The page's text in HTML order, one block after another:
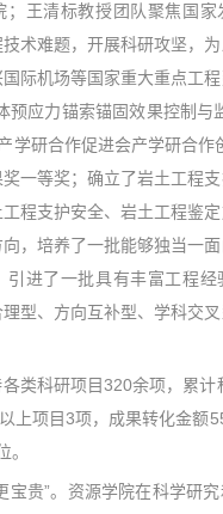
；王清标教授团队聚焦国家
术难题，开展科研攻坚，
际机场等国家重大重点工
预应力锚索锚固效果控制与
学研合作促进会产学研合作
一等奖；确立了岩土工程
程支护安全、岩土工程鉴
，培养了一批能够独当一
引进了一批具有丰富工程经
型、方向互补型、学科交
类科研项目320余项，累计
上项目3项，成果转化金额
。
宝贵”。资源学院在科学研